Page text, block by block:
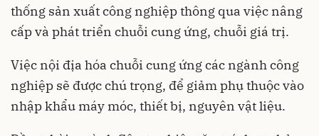
thống sản xuất công nghiệp thông qua việc nâng
cấp và phát triển chuỗi cung ứng, chuỗi giá trị.
Việc nội địa hóa chuỗi cung ứng các ngành công
nghiệp sẽ được chú trọng, để giảm phụ thuộc vào
nhập khẩu máy móc, thiết bị, nguyên vật liệu.